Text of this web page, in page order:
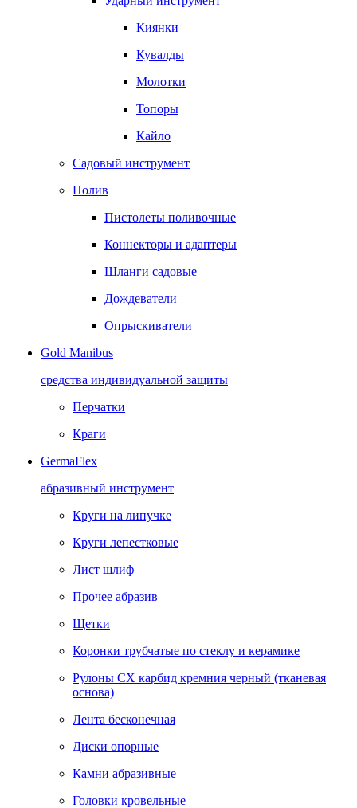
Киянки
Кувалды
Молотки
Топоры
Кайло
Садовый инструмент
Полив
Пистолеты поливочные
Коннекторы и адаптеры
Шланги садовые
Дождеватели
Опрыскиватели
Gold Manibus
средства индивидуальной защиты
Перчатки
Краги
GermaFlex
абразивный инструмент
Круги на липучке
Круги лепестковые
Лист шлиф
Прочее абразив
Щетки
Коронки трубчатые по стеклу и керамике
Рулоны CX карбид кремния черный (тканевая
основа)
Лента бесконечная
Диски опорные
Камни абразивные
Головки кровельные